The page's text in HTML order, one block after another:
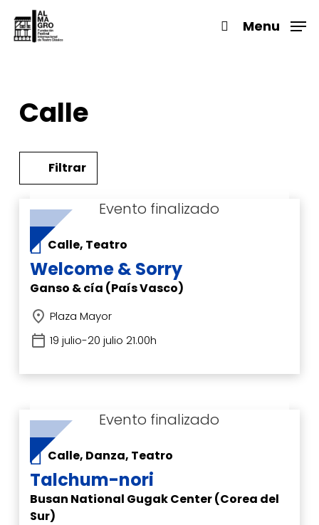
main
search
Menu
Calle
Filtrar
Calle, Teatro
Welcome & Sorry
Ganso & cía (País Vasco)
Plaza Mayor
19 julio-20 julio 21.00h
Calle, Danza, Teatro
Talchum-nori
Busan National Gugak Center (Corea del
Sur)